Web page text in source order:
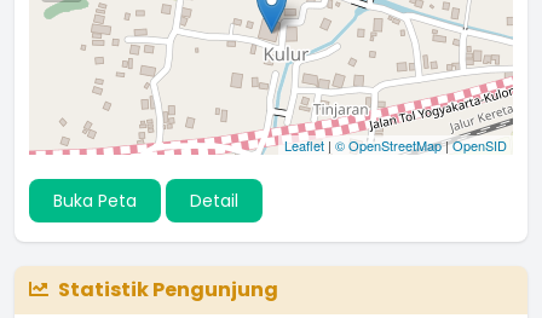
Leaflet | © OpenStreetMap|OpenSID
Buka Peta Detail
Statistik Pengunjung